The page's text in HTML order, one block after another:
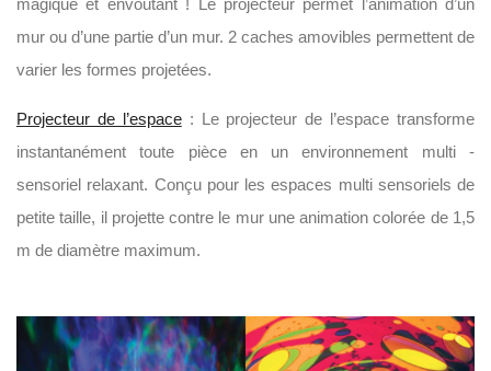
magique et envoutant ! Le projecteur permet l’animation d’un
mur ou d’une partie d’un mur. 2 caches amovibles permettent de
varier les formes projetées.
Projecteur de l’espace: Le projecteur de l’espace transforme
instantanément toute pièce en un environnement multi -
sensoriel relaxant. Conçu pour les espaces multi sensoriels de
petite taille, il projette contre le mur une animation colorée de 1,5
m de diamètre maximum.